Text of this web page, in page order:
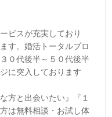
ビスが充実しており
す。婚活トータルプロ
０代後半～５０代後半
に突入しております
方と出会いたい』『１
は無料相談・お試し体